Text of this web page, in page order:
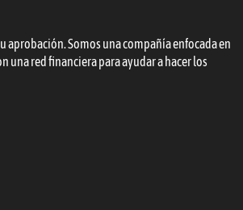
aprobación. Somos una compañía enfocada en
una red financiera para ayudar a hacer los